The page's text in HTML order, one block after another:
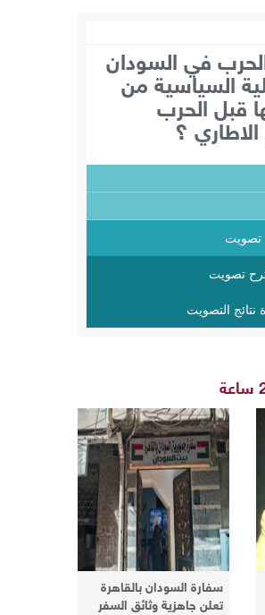
في السودان
السياسية من
قبل الحرب
؟
تصويت
تصويت
نتائج التصويت
سفارة السودان بالقاهرة
تعلن جاهزية وثائق السفر